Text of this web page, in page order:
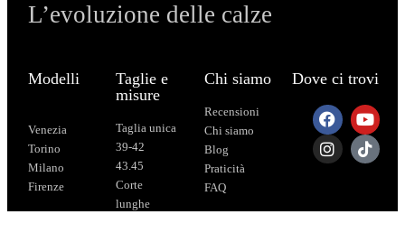
L’evoluzione delle calze
Modelli
Venezia
Torino
Milano
Firenze
Taglie e
misure
Taglia unica
39-42
43.45
Corte
lunghe
Chi siamo
Recensioni
Chi siamo
Blog
Praticità
FAQ
Dove ci trovi